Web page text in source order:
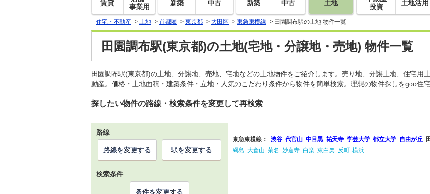
賃貸
事業用
新築 中古 新築 中古 土地
投資
土地活用
住宅・不動産 > 土地 > 首都圏 > 東京都 > 大田区 > 東急東横線 > 田園調布駅の土地 物件一覧
田園調布駅(東京都)の土地(宅地・分譲地・売地) 物件一覧
田園調布駅(東京都)の土地、分譲地、売地、宅地などの土地物件をご紹介します。売り地、分譲土地、住宅用
動産。価格・土地面積・建築条件・立地・人気のこだわり条件から物件を簡単検索。理想の物件探しをgoo住
探したい物件の路線・検索条件を変更して再検索
路線
東急東横線： 渋谷 代官山 中目黒 祐天寺 学芸大学 都立大学 自由が丘
綱島 大倉山 菊名 妙蓮寺 白楽 東白楽 反町 横浜
路線を変更する 駅を変更する
検索条件
条件を変更する